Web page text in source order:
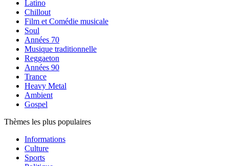
Latino
Chillout
Film et Comédie musicale
Soul
Années 70
Musique traditionnelle
Reggaeton
Années 90
Trance
Heavy Metal
Ambient
Gospel
Thèmes les plus populaires
Informations
Culture
Sports